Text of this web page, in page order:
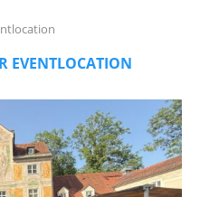
EVENTLOCATION